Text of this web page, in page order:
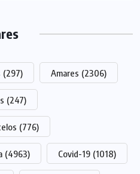
(297) Amares (2306)
(247)
(776)
(4963) Covid-19 (1018)